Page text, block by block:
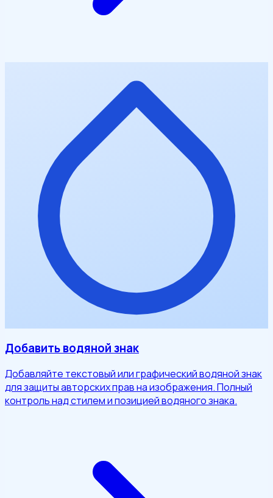
Добавить водяной знак
Добавляйте текстовый или графический водяной знак
для защиты авторских прав на изображения. Полный
контроль над стилем и позицией водяного знака.